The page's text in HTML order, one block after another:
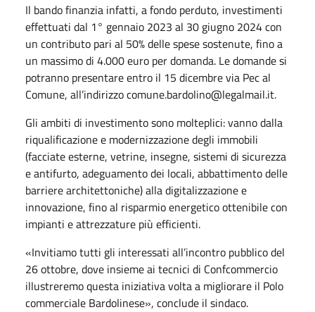
Il bando finanzia infatti, a fondo perduto, investimenti
effettuati dal 1° gennaio 2023 al 30 giugno 2024 con
un contributo pari al 50% delle spese sostenute, fino a
un massimo di 4.000 euro per domanda. Le domande si
potranno presentare entro il 15 dicembre via Pec al
Comune, all’indirizzo comune.bardolino@legalmail.it.
Gli ambiti di investimento sono molteplici: vanno dalla
riqualificazione e modernizzazione degli immobili
(facciate esterne, vetrine, insegne, sistemi di sicurezza
e antifurto, adeguamento dei locali, abbattimento delle
barriere architettoniche) alla digitalizzazione e
innovazione, fino al risparmio energetico ottenibile con
impianti e attrezzature più efficienti.
«Invitiamo tutti gli interessati all’incontro pubblico del
26 ottobre, dove insieme ai tecnici di Confcommercio
illustreremo questa iniziativa volta a migliorare il Polo
commerciale Bardolinese», conclude il sindaco.